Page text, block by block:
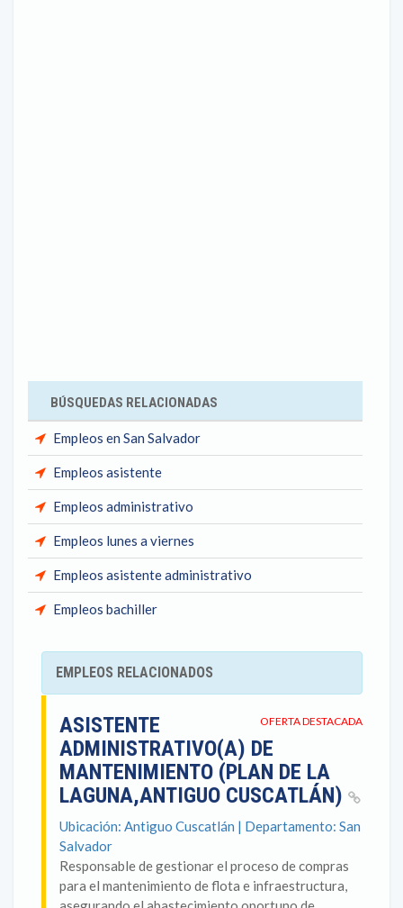
BÚSQUEDAS RELACIONADAS
Empleos en San Salvador
Empleos asistente
Empleos administrativo
Empleos lunes a viernes
Empleos asistente administrativo
Empleos bachiller
EMPLEOS RELACIONADOS
OFERTA DESTACADA
ASISTENTE
ADMINISTRATIVO(A) DE
MANTENIMIENTO (PLAN DE LA
LAGUNA,ANTIGUO CUSCATLÁN)
Ubicación: Antiguo Cuscatlán | Departamento: San
Salvador
Responsable de gestionar el proceso de compras
para el mantenimiento de flota e infraestructura,